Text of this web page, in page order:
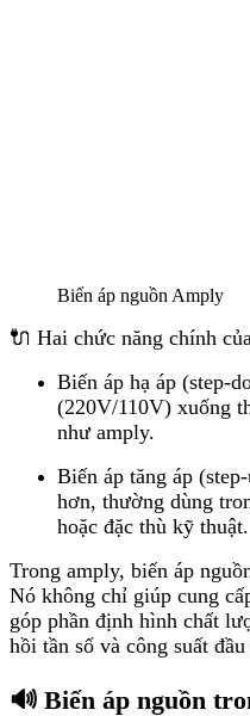
Biến áp nguồn Amply
🔌 Hai chức năng chính
Biến áp hạ áp (step-
(220V/110V) xuống
như amply.
Biến áp tăng áp
hơn, thường dùng
hoặc đặc thù kỹ thuật.
Trong amply, biến áp
Nó không chỉ giúp cung
góp phần định hình chất
hồi tần số và công suất
🔊 Biến áp nguồn